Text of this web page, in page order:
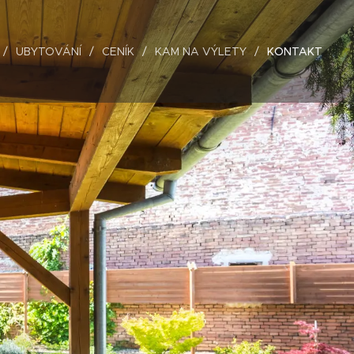
UBYTOVÁNÍ CENÍK KAM NA VÝLETY KONTAKT